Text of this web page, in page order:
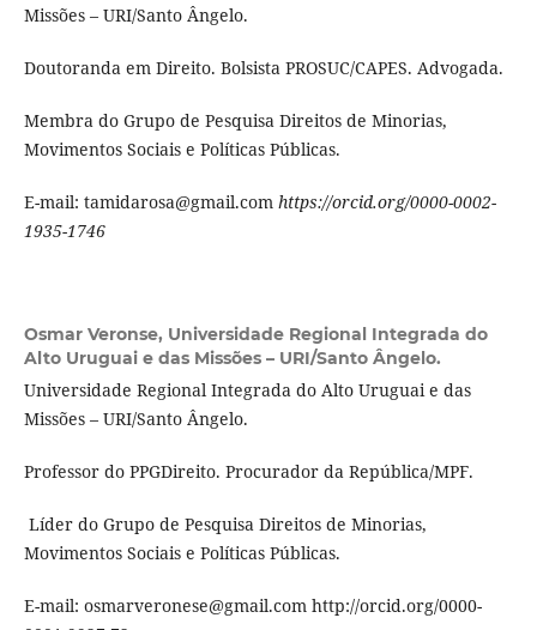
Missões – URI/Santo Ângelo.
Doutoranda em Direito. Bolsista PROSUC/CAPES. Advogada.
Membra do Grupo de Pesquisa Direitos de Minorias,
Movimentos Sociais e Políticas Públicas.
E-mail: tamidarosa@gmail.com https://orcid.org/0000-0002-
1935-1746
Osmar Veronse, Universidade Regional Integrada do
Alto Uruguai e das Missões – URI/Santo Ângelo.
Universidade Regional Integrada do Alto Uruguai e das
Missões – URI/Santo Ângelo.
Professor do PPGDireito. Procurador da República/MPF.
Líder do Grupo de Pesquisa Direitos de Minorias,
Movimentos Sociais e Políticas Públicas.
E-mail: osmarveronese@gmail.com http://orcid.org/0000-